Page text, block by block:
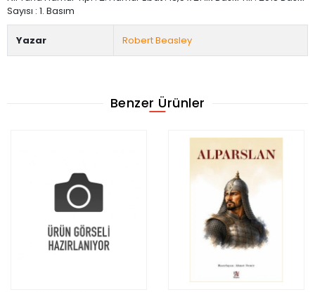
Sayısı : 1. Basım
Yazar Robert Beasley
Benzer Ürünler